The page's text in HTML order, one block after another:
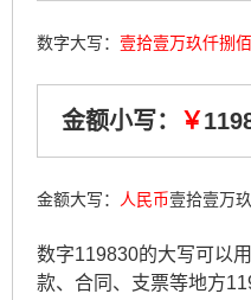
数字大写： 壹拾壹万玖仟捌
金额小写： ￥
金额大写： 人民币壹拾壹万
数字119830的大写可以
款、合同、支票等地方